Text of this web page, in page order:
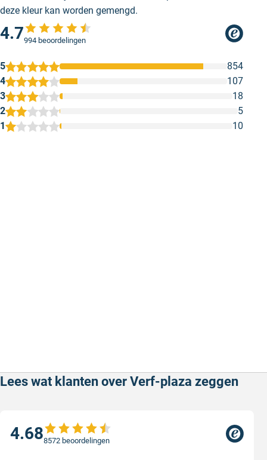
deze kleur kan worden gemengd.
4.7994 beoordelingen
1 10
2 5
3 18
4 107
5 854
Lees wat klanten over Verf-plaza zeggen
4.688572 beoordelingen